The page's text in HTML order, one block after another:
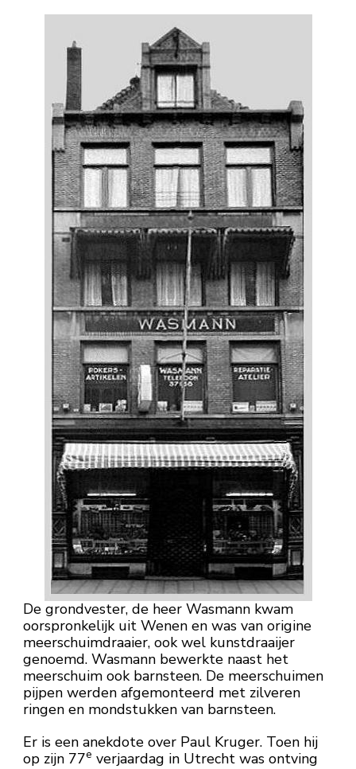
De grondvester, de heer Wasmann kwam
oorspronkelijk uit Wenen en was van origine
meerschuimdraaier, ook wel kunstdraaijer
genoemd. Wasmann bewerkte naast het
meerschuim ook barnsteen. De meerschuimen
pijpen werden afgemonteerd met zilveren
ringen en mondstukken van barnsteen.
Er is een anekdote over Paul Kruger. Toen hij
op zijn 77e verjaardag in Utrecht was ontving